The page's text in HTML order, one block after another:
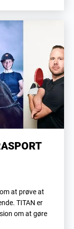
at prøve at
TITAN er
om at gøre